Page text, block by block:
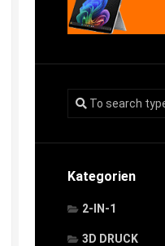
Kategorien
2-IN-1
3D DRUCK